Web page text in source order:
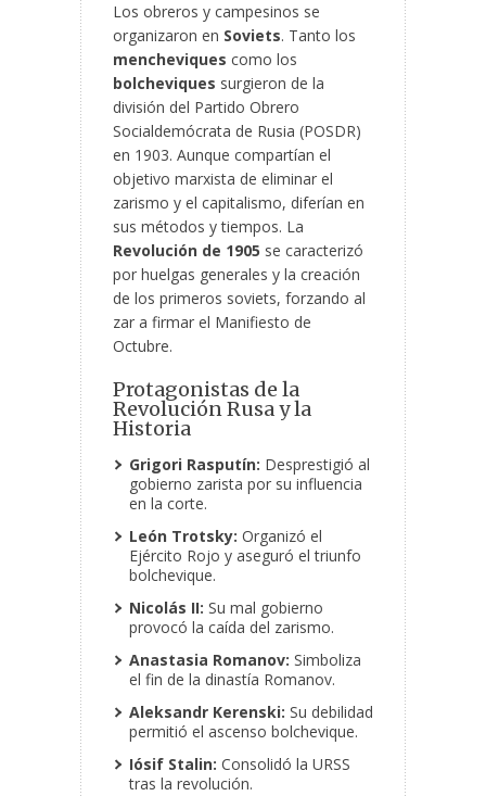
Los obreros y campesinos se
organizaron en Soviets. Tanto los
mencheviques como los
bolcheviques surgieron de la
división del Partido Obrero
Socialdemócrata de Rusia (POSDR)
en 1903. Aunque compartían el
objetivo marxista de eliminar el
zarismo y el capitalismo, diferían en
sus métodos y tiempos. La
Revolución de 1905 se caracterizó
por huelgas generales y la creación
de los primeros soviets, forzando al
zar a firmar el Manifiesto de
Octubre.
Protagonistas de la
Revolución Rusa y la
Historia
Grigori Rasputín: Desprestigió al
gobierno zarista por su influencia
en la corte.
León Trotsky: Organizó el
Ejército Rojo y aseguró el triunfo
bolchevique.
Nicolás II: Su mal gobierno
provocó la caída del zarismo.
Anastasia Romanov: Simboliza
el fin de la dinastía Romanov.
Aleksandr Kerenski: Su debilidad
permitió el ascenso bolchevique.
Iósif Stalin: Consolidó la URSS
tras la revolución.